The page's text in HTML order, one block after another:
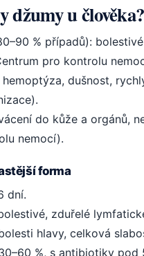
džumy u člověka?
% případů):
pro kontrolu
dušnost,
do kůže a orgánů,
nemocí).
forma
dní.
zduřelé
hlavy, celková
%, s antibiotiky pod